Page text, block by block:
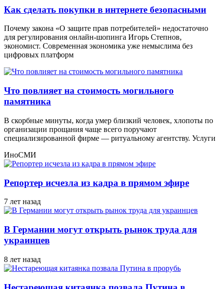
Как сделать покупки в интернете безопасными
Почему закона «О защите прав потребителей» недостаточно
для регулирования онлайн-шопинга Игорь Степнов,
экономист. Современная экономика уже немыслима без
цифровых платформ
Что повлияет на стоимость могильного
памятника
В скорбные минуты, когда умер близкий человек, хлопоты по
организации прощания чаще всего поручают
специализированной фирме — ритуальному агентству. Услуги
ИноСМИ
Репортер исчезла из кадра в прямом эфире
7 лет назад
В Германии могут открыть рынок труда для
украинцев
8 лет назад